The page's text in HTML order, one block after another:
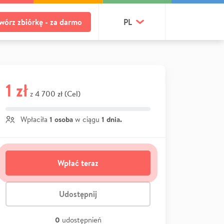
zbiórkę - za darmo PL
1 zł z 4 700 zł (Cel)
Wpłaciła 1 osoba w ciągu 1 dnia.
Wpłać teraz
Udostępnij
0 udostępnień